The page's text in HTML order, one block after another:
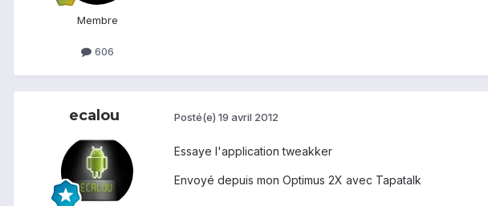
Membre
606
ecalou Posté(e) 19 avril 2012
Essaye l'application tweakker
Envoyé depuis mon Optimus 2X avec Tapatalk